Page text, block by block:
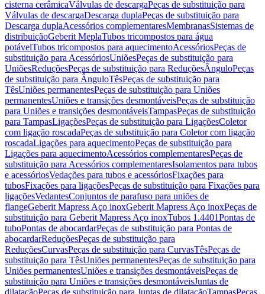
cisterna cerâmicaVálvulas de descargaPeças de substituição para
Válvulas de descargaDescarga duplaPeças de substituição para
Descarga duplaAcessórios complementaresMembranasSistemas de
distribuiçãoGeberit MeplaTubos tricompostos para água
potávelTubos tricompostos para aquecimentoAcessóriosPeças de
substituição para AcessóriosUniõesPeças de substituição para
UniõesReduçõesPeças de substituição para ReduçõesÂnguloPeças
de substituição para ÂnguloTêsPeças de substituição para
TêsUniões permanentesPeças de substituição para Uniões
permanentesUniões e transições desmontáveisPeças de substituição
para Uniões e transições desmontáveisTampasPeças de substituição
para TampasLigaçõesPeças de substituição para LigaçõesColetor
com ligação roscadaPeças de substituição para Coletor com ligação
roscadaLigações para aquecimentoPeças de substituição para
Ligações para aquecimentoAcessórios complementaresPeças de
substituição para Acessórios complementaresIsolamentos para tubos
e acessóriosVedações para tubos e acessóriosFixações para
tubosFixações para ligaçõesPeças de substituição para Fixações para
ligaçõesVedantesConjuntos de parafuso para uniões de
flangeGeberit Mapress Aço inoxGeberit Mapress Aço inoxPeças de
substituição para Geberit Mapress Aço inoxTubos 1.4401Pontas de
tuboPontas de abocardarPeças de substituição para Pontas de
abocardarReduçõesPeças de substituição para
ReduçõesCurvasPeças de substituição para CurvasTêsPeças de
substituição para TêsUniões permanentesPeças de substituição para
Uniões permanentesUniões e transições desmontáveisPeças de
substituição para Uniões e transições desmontáveisJuntas de
dilataçãoPeças de substituição para Juntas de dilataçãoTampasPeças